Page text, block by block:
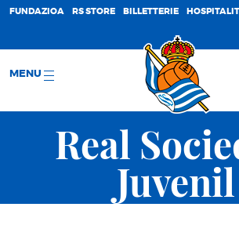
FUNDAZIOA RS STORE BILLETTERIE
MENU
Real
Juvenil